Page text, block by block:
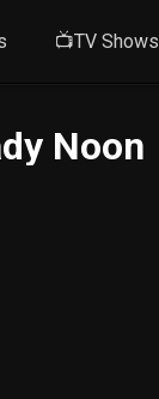
📺TV Shows
Noon